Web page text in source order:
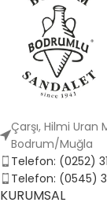
Çarşı, Hilmi
Bodrum/Muğla
Telefon: (0252)
Telefon: (0545)
KURUMSAL